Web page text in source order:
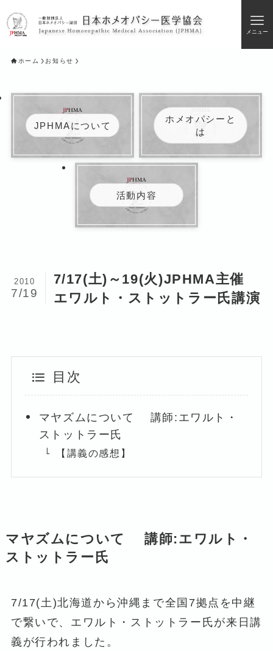
メニュー
ホーム お知らせ
JPHMAについて
ホメオパシーと
は
活動内容
7/17(土)～19(火)JPHMA主催
エワルト・ストットラー氏講演
2010
7/19
目次
マヤズムについて 講師:エワルト・
ストットラー氏
【講義の感想】
マヤズムについて 講師:エワルト・
ストットラー氏
7/17(土)北海道から沖縄まで全国7拠点を中継
で繋いで、エワルト・ストットラー氏が来日講
義が行われました。